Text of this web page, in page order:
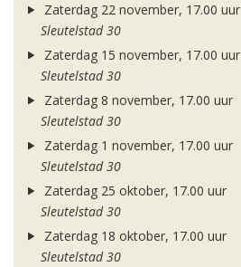
Zaterdag 22 november, 17.00 uur
Sleutelstad 30
Zaterdag 15 november, 17.00 uur
Sleutelstad 30
Zaterdag 8 november, 17.00 uur
Sleutelstad 30
Zaterdag 1 november, 17.00 uur
Sleutelstad 30
Zaterdag 25 oktober, 17.00 uur
Sleutelstad 30
Zaterdag 18 oktober, 17.00 uur
Sleutelstad 30